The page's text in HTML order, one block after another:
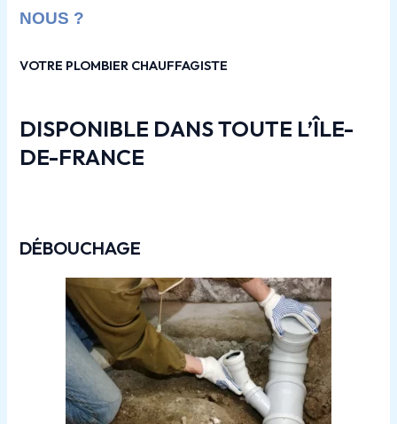
NOUS ?
VOTRE PLOMBIER CHAUFFAGISTE
DISPONIBLE DANS TOUTE L’ÎLE-
DE-FRANCE
DÉBOUCHAGE